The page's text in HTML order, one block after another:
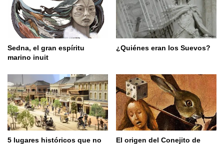
Sedna, el gran espíritu
marino inuit
¿Quiénes eran los Suevos?
5 lugares históricos que no El origen del Conejito de